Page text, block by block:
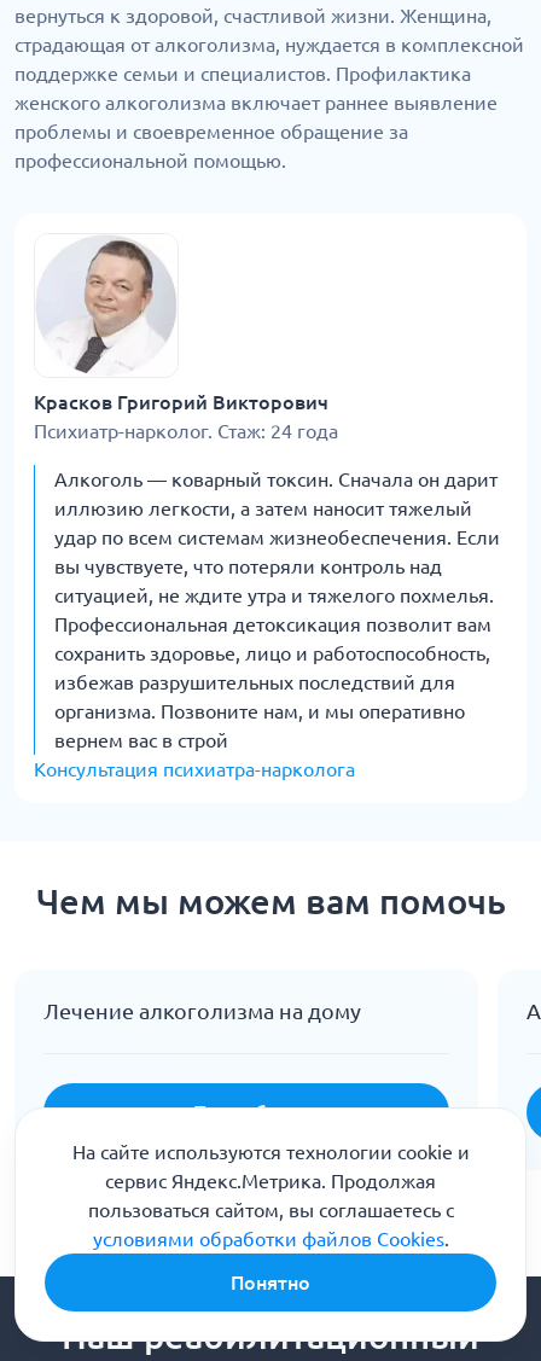
вернуться к здоровой, счастливой жизни. Женщина,
страдающая от алкоголизма, нуждается в комплексной
поддержке семьи и специалистов. Профилактика
женского алкоголизма включает раннее выявление
проблемы и своевременное обращение за
профессиональной помощью.
Красков Григорий Викторович
Психиатр-нарколог. Стаж: 24 года
Алкоголь — коварный токсин. Сначала он дарит
иллюзию легкости, а затем наносит тяжелый
удар по всем системам жизнеобеспечения. Если
вы чувствуете, что потеряли контроль над
ситуацией, не ждите утра и тяжелого похмелья.
Профессиональная детоксикация позволит вам
сохранить здоровье, лицо и работоспособность,
избежав разрушительных последствий для
организма. Позвоните нам, и мы оперативно
вернем вас в строй
Консультация психиатра-нарколога
Чем мы можем вам помочь
Лечение алкоголизма на дому
Подробнее
Наш реабилитационный
На сайте используются технологии cookie и
сервис Яндекс.Метрика. Продолжая
пользоваться сайтом, вы соглашаетесь с
условиями обработки файлов Cookies.
Понятно